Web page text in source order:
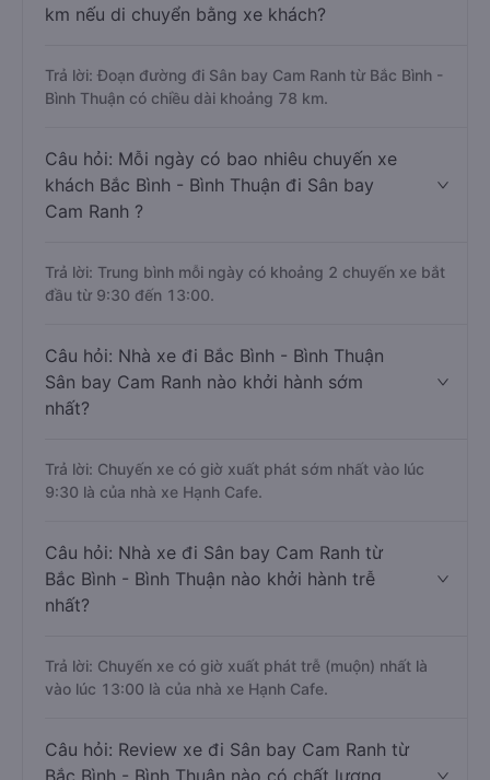
km nếu di chuyển bằng xe khách?
Trả lời: Đoạn đường đi Sân bay Cam Ranh từ Bắc Bình -
Bình Thuận có chiều dài khoảng 78 km.
Câu hỏi: Mỗi ngày có bao nhiêu chuyến xe
khách Bắc Bình - Bình Thuận đi Sân bay
Cam Ranh ?
Trả lời: Trung bình mỗi ngày có khoảng 2 chuyến xe bắt
đầu từ 9:30 đến 13:00.
Câu hỏi: Nhà xe đi Bắc Bình - Bình Thuận
Sân bay Cam Ranh nào khởi hành sớm
nhất?
Trả lời: Chuyến xe có giờ xuất phát sớm nhất vào lúc
9:30 là của nhà xe Hạnh Cafe.
Câu hỏi: Nhà xe đi Sân bay Cam Ranh từ
Bắc Bình - Bình Thuận nào khởi hành trễ
nhất?
Trả lời: Chuyến xe có giờ xuất phát trễ (muộn) nhất là
vào lúc 13:00 là của nhà xe Hạnh Cafe.
Câu hỏi: Review xe đi Sân bay Cam Ranh từ
Bắc Bình - Bình Thuận nào có chất lượng